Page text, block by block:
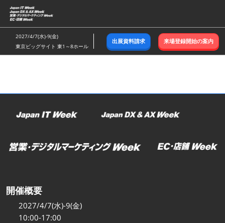
ス
キ
ッ
し
む
2027/4/7(水)-9(金)
東京ビッグサイト 東1～8ホール
出展資料請求 来場登録開始の案内
開催概要
2027/4/7(水)-9(金)
10:00-17:00